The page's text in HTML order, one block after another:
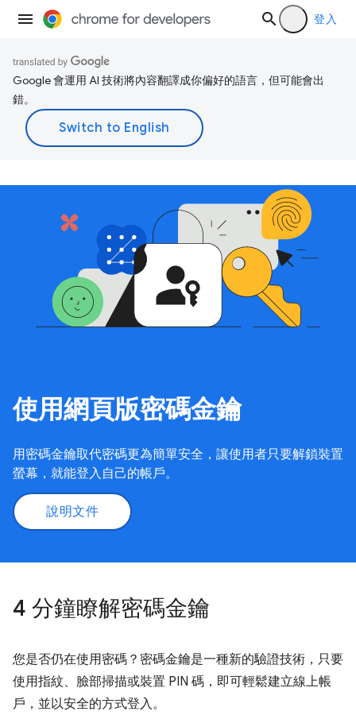
登入
Google 會運用 AI 技術將內容翻譯成你偏好的語言，但可能會出
錯。
使用網頁版密碼金鑰
用密碼金鑰取代密碼更為簡單安全，讓使用者只要解鎖裝置
螢幕，就能登入自己的帳戶。
說明文件
4 分鐘瞭解密碼金鑰
您是否仍在使用密碼？密碼金鑰是一種新的驗證技術，只要
使用指紋、臉部掃描或裝置 PIN 碼，即可輕鬆建立線上帳
戶，並以安全的方式登入。